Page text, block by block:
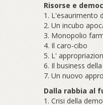
Risorse e
1. L'esaurimento
2. Un incubo
3. Monopolio
4. Il caro-cibo
5. L'
6. Il business
7. Un nuovo
Dalla rabbia al
1. Crisi della